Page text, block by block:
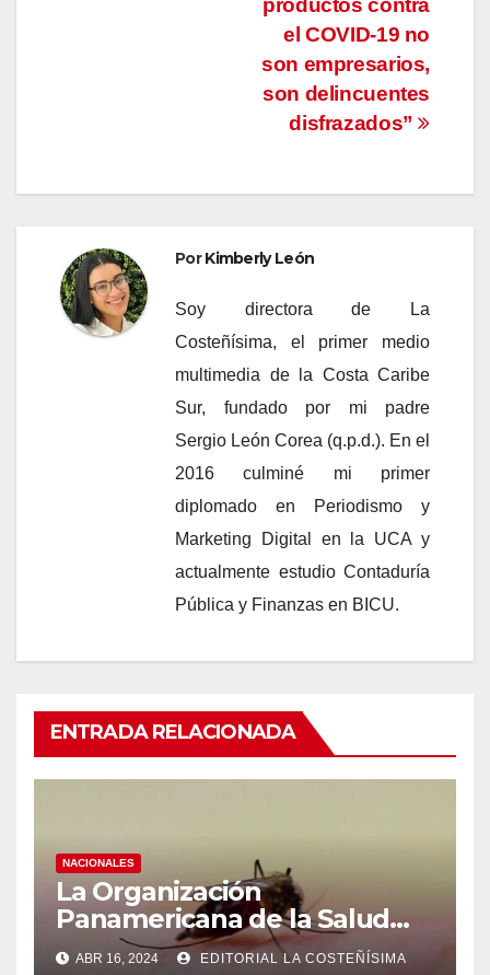
productos contra
el COVID-19 no
son empresarios,
son delincuentes
disfrazados”
PorKimberly León
Soy directora de La
Costeñísima, el primer medio
multimedia de la Costa Caribe
Sur, fundado por mi padre
Sergio León Corea (q.p.d.). En el
2016 culminé mi primer
diplomado en Periodismo y
Marketing Digital en la UCA y
actualmente estudio Contaduría
Pública y Finanzas en BICU.
ENTRADA RELACIONADA
NACIONALES
La Organización
Panamericana de la Salud
(OPS), recomienda reforzar
ABR 16, 2024 EDITORIAL LA COSTEÑÍSIMA